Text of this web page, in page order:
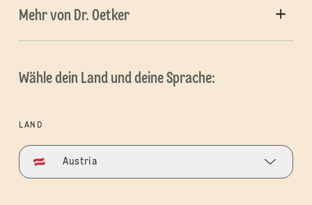
Mehr von Dr. Oetker
Wähle dein Land und deine Sprache:
LAND
Austria